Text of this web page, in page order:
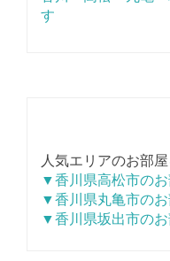
す
人気エリアのお部
▼香川県高松市の
▼香川県丸亀市の
▼香川県坂出市の